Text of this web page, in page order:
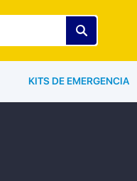
KITS DE EMERGENCIA